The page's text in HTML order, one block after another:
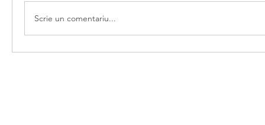
Scrie un comentariu...